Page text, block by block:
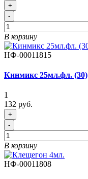
+
-
В корзину
НФ-00011815
Кинмикс 25мл.фл. (30)
1
132 руб.
+
-
В корзину
НФ-00011808